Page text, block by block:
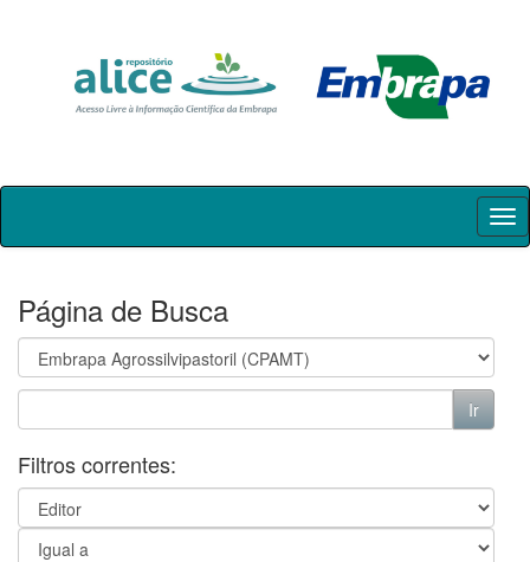
Skip
Página de Busca
Filtros correntes: